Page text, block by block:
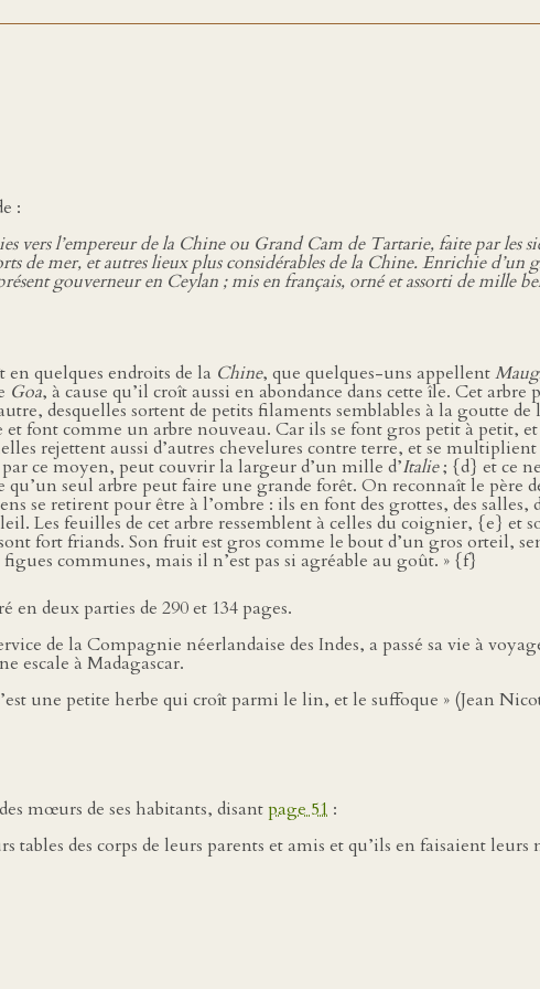
:
vers l’empereur de la Chine ou Grand Cam de Tartarie, faite par les
de mer, et autres lieux plus considérables de la Chine. Enrichie
gouverneur en Ceylan ; mis en français, orné et assorti de mille
quelques endroits de la Chine, que quelques-uns appellent
Goa, à cause qu’il croît aussi en abondance dans cette île. Cet
desquelles sortent de petits filaments semblables à la goutte
font comme un arbre nouveau. Car ils se font gros petit à petit,
rejettent aussi d’autres chevelures contre terre, et se
ce moyen, peut couvrir la largeur d’un mille d’Italie; {d} et ce
seul arbre peut faire une grande forêt. On reconnaît le père
se retirent pour être à l’ombre : ils en font des grottes, des
Les feuilles de cet arbre ressemblent à celles du coignier, {e} et
fort friands. Son fruit est gros comme le bout d’un gros orteil,
communes, mais il n’est pas si agréable au goût. » {f}
en deux parties de 290 et 134 pages.
de la Compagnie néerlandaise des Indes, a passé sa vie à
escale à Madagascar.
une petite herbe qui croît parmi le lin, et le suffoque » (Jean
mœurs de ses habitants, disantpage 51 :
tables des corps de leurs parents et amis et qu’ils en faisaient leurs